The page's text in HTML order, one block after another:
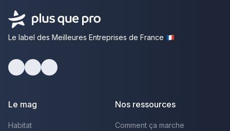
Le label des Meilleures Entreprises de France
Le mag
Habitat
Nos ressources
Comment ça marche